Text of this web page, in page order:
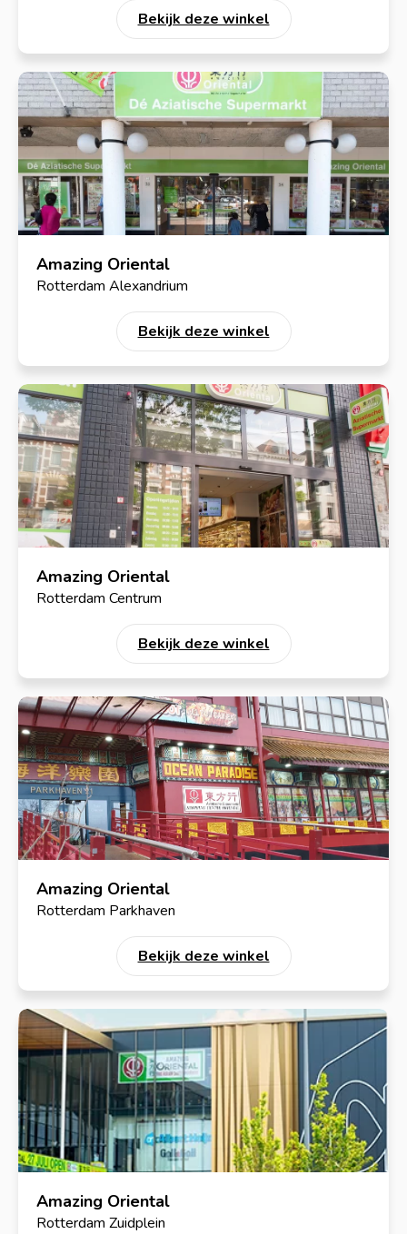
Bekijk deze winkel
Amazing Oriental
Rotterdam Alexandrium
Bekijk deze winkel
Amazing Oriental
Rotterdam Centrum
Bekijk deze winkel
Amazing Oriental
Rotterdam Parkhaven
Bekijk deze winkel
Amazing Oriental
Rotterdam Zuidplein